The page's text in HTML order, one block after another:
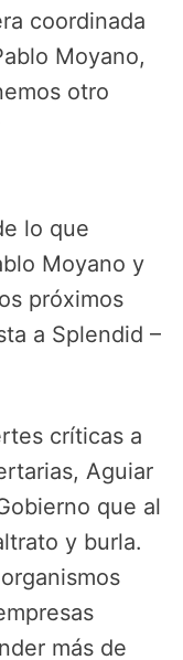
coordinada
Moyano,
otro
lo que
Moyano y
próximos
a Splendid –
críticas a
Aguiar
que al
y burla.
más de